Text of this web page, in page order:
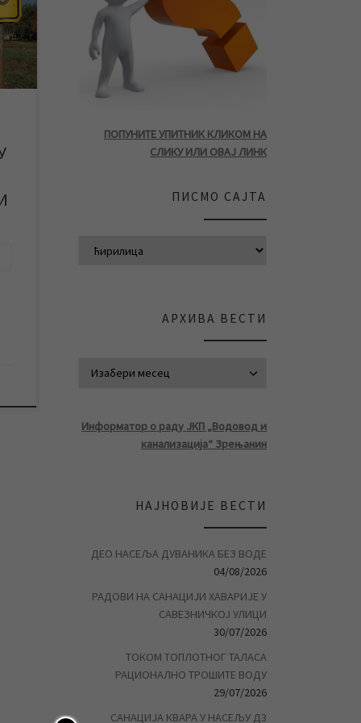
ПОПУНИТЕ УПИТНИК КЛИКОМ НА
СЛИКУ ИЛИ ОВАЈ ЛИНК
ПИСМО САЈТА
АРХИВА ВЕСТИ
Информатор о раду ЈКП „Водовод и
канализација“ Зрењанин
НАЈНОВИЈЕ ВЕСТИ
ДЕО НАСЕЉА ДУВАНИКА БЕЗ ВОДЕ
04/08/2026
РАДОВИ НА САНАЦИЈИ ХАВАРИЈЕ У
САВЕЗНИЧКОЈ УЛИЦИ
30/07/2026
ТОКОМ ТОПЛОТНОГ ТАЛАСА
РАЦИОНАЛНО ТРОШИТЕ ВОДУ
29/07/2026
САНАЦИЈА КВАРА У НАСЕЉУ Д3